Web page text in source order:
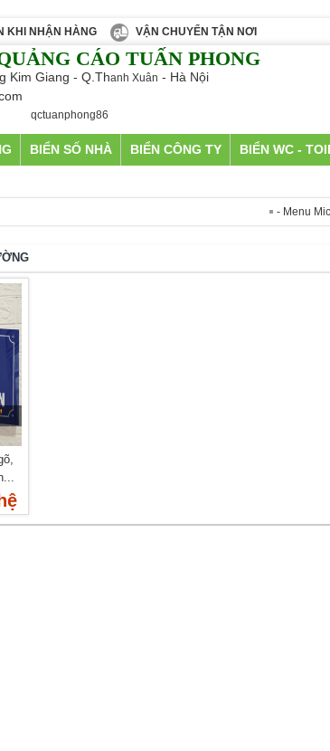
KHI NHẬN HÀNG VẬN CHUYỂN TẬN NƠI
CÁO TUẤN PHONG
Kim Giang - Q.Thanh Xuân - Hà Nội
qctuanphong86
BIỂN SỐ NHÀ BIỂN CÔNG TY BIỂN WC -
- Menu Mica